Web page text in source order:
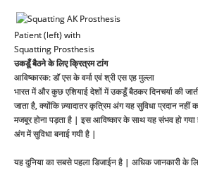
Patient (left) with
Squatting Prosthesis
उकडूँ बैठने के लिए क्रित्रम टांग
आविष्कारक: डॉ एस के वर्मा एवं श्री एस एह मुल्ला
भारत में और कुछ एशियाई देशों में उकडूँ बैठकर दिनचर्या की
जाता है, क्योंकि ज़्यादातर कृत्रिम अंग यह सुविधा प्रदान
मजबूर होना पड़ता है | इस आविष्कार के साथ यह संभव हो
अंग में सुविधा बनाई गयी है |
यह दुनिया का सबसे पहला डिजाईन है | अधिक जानकारी के